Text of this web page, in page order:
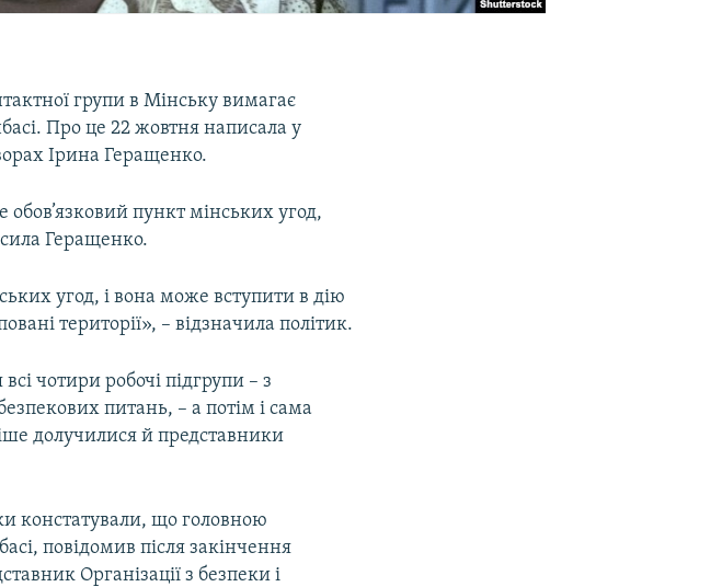
групи в Мінську вимагає
Про це 22 жовтня написала у
Ірина Геращенко.
обов’язковий пункт мінських угод,
Геращенко.
угод, і вона може вступити в дію
території», – відзначила політик.
чотири робочі підгрупи – з
питань, – а потім і сама
долучилися й представники
констатували, що головною
повідомив після закінчення
Організації з безпеки і